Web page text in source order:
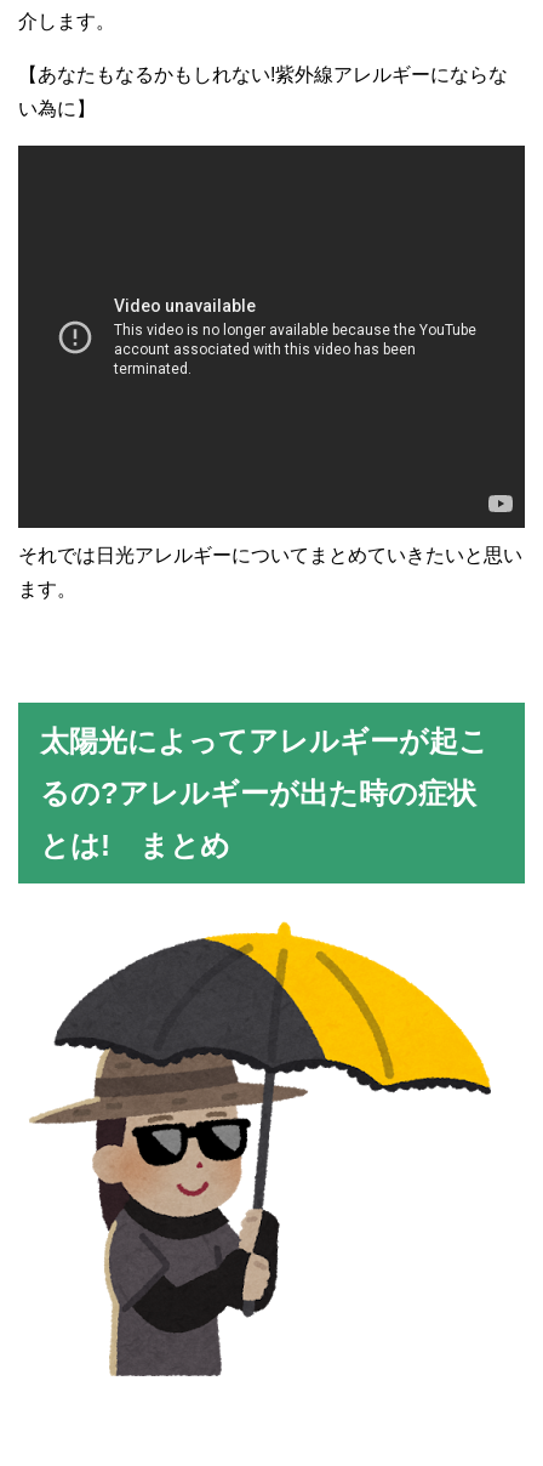
介します。
【あなたもなるかもしれない!紫外線アレルギーにならな
い為に】
それでは日光アレルギーについてまとめていきたいと思い
ます。
太陽光によってアレルギーが起こ
るの?アレルギーが出た時の症状
とは! まとめ